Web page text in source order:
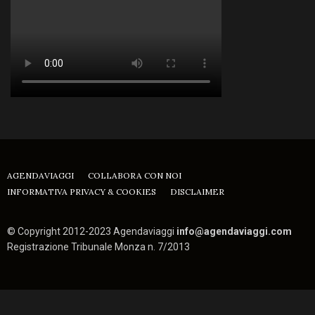
AGENDAVIAGGI
COLLABORA CON NOI
INFORMATIVA PRIVACY & COOKIES
DISCLAIMER
© Copyright 2012-2023 Agendaviaggi info@agendaviaggi.com
Registrazione Tribunale Monza n. 7/2013